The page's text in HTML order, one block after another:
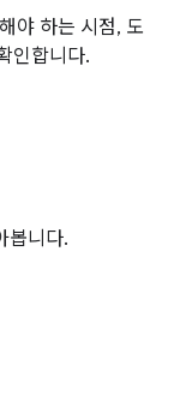
야 하는 시점, 도
인합니다.
봅니다.